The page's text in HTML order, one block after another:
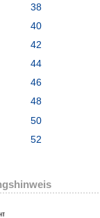
38
40
42
44
46
48
50
52